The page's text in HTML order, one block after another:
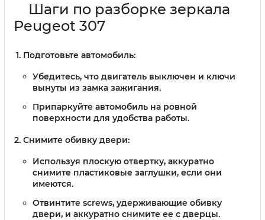
Шаги по разборке зеркала
Peugeot 307
Подготовьте автомобиль:
Убедитесь, что двигатель выключен и ключи
вынуты из замка зажигания.
Припаркуйте автомобиль на ровной
поверхности для удобства работы.
Снимите обивку двери:
Используя плоскую отвертку, аккуратно
снимите пластиковые заглушки, если они
имеются.
Отвинтите screws, удерживающие обивку
двери, и аккуратно снимите ее с дверцы.